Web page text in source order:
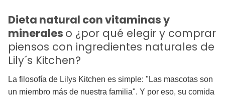
Dieta natural con vitaminas y
minerales o ¿por qué elegir y comprar
piensos con ingredientes naturales de
Lily´s Kitchen?
La filosofía de Lilys Kitchen es simple: "Las mascotas son
un miembro más de nuestra familia". Y por eso, su comida